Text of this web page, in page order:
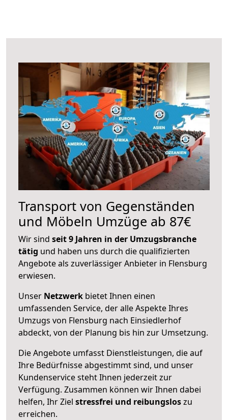
Transport von Gegenständen
und Möbeln Umzüge ab 87€
Wir sind seit 9 Jahren in der Umzugsbranche
tätig und haben uns durch die qualifizierten
Angebote als zuverlässiger Anbieter in Flensburg
erwiesen.
Unser Netzwerk bietet Ihnen einen
umfassenden Service, der alle Aspekte Ihres
Umzugs von Flensburg nach Einsiedlerhof
abdeckt, von der Planung bis hin zur Umsetzung.
Die Angebote umfasst Dienstleistungen, die auf
Ihre Bedürfnisse abgestimmt sind, und unser
Kundenservice steht Ihnen jederzeit zur
Verfügung. Zusammen können wir Ihnen dabei
helfen, Ihr Ziel stressfrei und reibungsloszu
erreichen.